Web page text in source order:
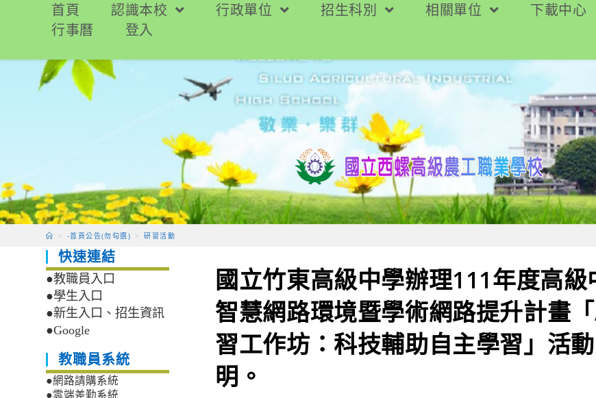
要
首頁 認識本校 行政單位 招生科別 相關單位 下載中心
行事曆
登入
> -首頁公告(勿勾選) > 研習活動
國立竹東高級中學辦理111年度高級
智慧網路環境暨學術網路提升計畫
習工作坊：科技輔助自主學習」活
明。
快速連結
●教職員入口
●學生入口
●新生入口、招生資訊
●Google
教職員系統
●網路請購系統
●雲端差勤系統